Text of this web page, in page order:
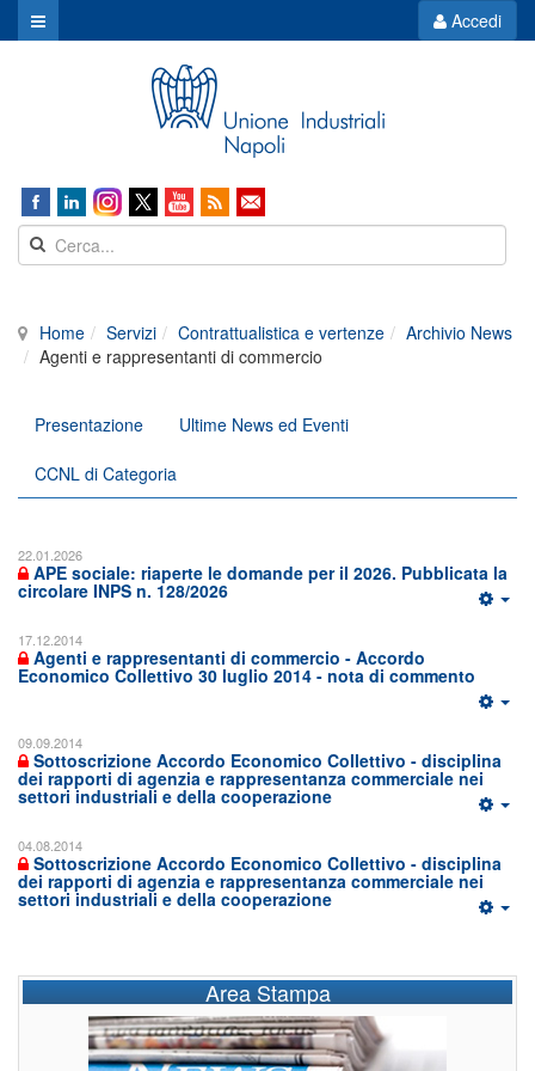
Accedi
Home Servizi Contrattualistica e vertenze
Archivio News
Agenti e rappresentanti di commercio
Presentazione Ultime News ed Eventi
CCNL di Categoria
22.01.2026
APE sociale: riaperte le domande per il 2026. Pubblicata la
circolare INPS n. 128/2026
17.12.2014
Agenti e rappresentanti di commercio - Accordo
Economico Collettivo 30 luglio 2014 - nota di commento
09.09.2014
Sottoscrizione Accordo Economico Collettivo - disciplina
dei rapporti di agenzia e rappresentanza commerciale nei
settori industriali e della cooperazione
04.08.2014
Sottoscrizione Accordo Economico Collettivo - disciplina
dei rapporti di agenzia e rappresentanza commerciale nei
settori industriali e della cooperazione
Area Stampa